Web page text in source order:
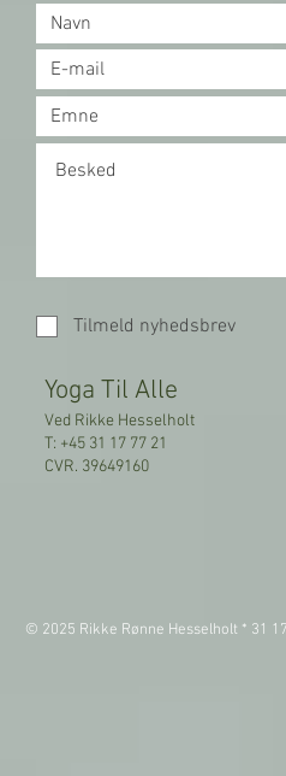
Tilmeld nyhedsbrev
Yoga Til Alle
Ved Rikke Hesselholt
T: +45 31 17 77 21
CVR. 39649160
© 2025 Rikke Rønne Hesselholt * 31